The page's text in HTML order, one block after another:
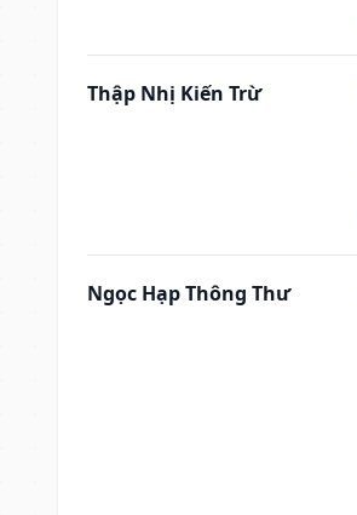
Thập Nhị Kiến Trừ
Ngọc Hạp Thông Thư